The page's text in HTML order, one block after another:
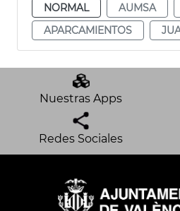
NORMAL
AUMSA
APARCAMIENTOS
Nuestras Apps
Redes Sociales